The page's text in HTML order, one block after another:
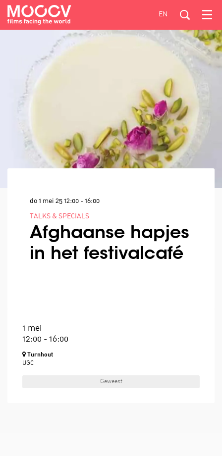
EN Menu
Afghaanse hapjes
in het festivalcafé
TALKS & SPECIALS
do 1 mei 25 12:00 - 16:00
1 mei
12:00 - 16:00
Turnhout
UGC
Geweest